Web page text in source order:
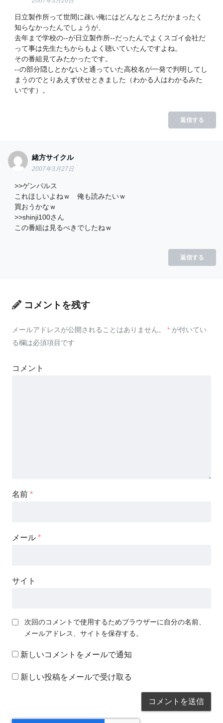
日立製作所って世間に疎い俺にはどんなところだかまったく
知らなかったんでしょうが、
去年まで学校の‐‐が日立製作所‐‐だったんでよくスゴイ会社だ
って事は先生たちからもよく聴いていたんですよね。
その番組見てみたかったです。
‐‐の部分隠しとかないと通っていた高校名が一発で判明してし
まうのでとりあえず伏せときました（わかる人はわかるみた
いです）。
返信する
緒方サイクル
2007年3月27日
>>ゲンパルス
これほしいよねｗ 俺も読みたいｗ
買おうかなｗ
>>shinji100さん
この番組は見るべきでしたねｗ
返信する
コメントを残す
メールアドレスが公開されることはありません。 * が付いてい
る欄は必須項目です
コメント
名前 *
メール *
サイト
次回のコメントで使用するためブラウザーに自分の名前、
メールアドレス、サイトを保存する。
新しいコメントをメールで通知
新しい投稿をメールで受け取る